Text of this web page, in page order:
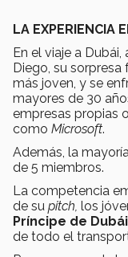
LA EXPERIENCIA
En el viaje a
Diego, su sorpresa
más joven, y se
mayores de 30
empresas propias
como Microsoft.
Además, la
de 5 miembros.
La competencia
de su pitch, los
Príncipe de
de todo el